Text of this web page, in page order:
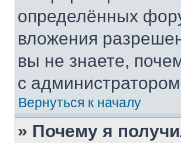
определённых
вложения
вы не знаете,
с
Вернуться к началу
» Почему я